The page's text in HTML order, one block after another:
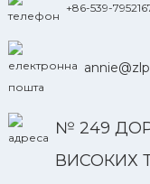
+86-539-
№ 249
ВИСОКИХ